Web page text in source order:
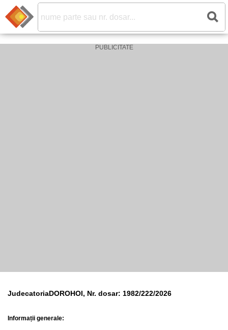
JudecatoriaDOROHOI, Nr. dosar: 1982/222/2026
Informații generale: